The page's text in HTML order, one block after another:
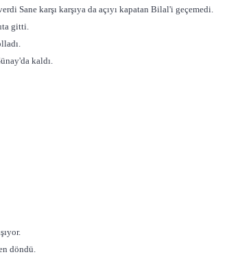
Sane karşı karşıya da açıyı kapatan Bilal'i geçemedi.
gitti.
kaldı.
döndü.